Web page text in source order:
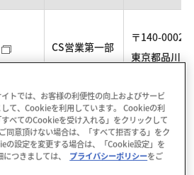
CS営業第一部
営業第二課
〒140-0002
東京都品川
営業部
〒101-0043
東京都千代
トでは、お客様の利便性の向上およびサービ
て、Cookieを利用しています。 Cookieの利
べてのCookieを受け入れる」をクリックして
同意頂けない場合は、「すべて拒否する」をク
の設定を変更する場合は、「Cookie設定」を
つきましては、
プライバシーポリシーをご